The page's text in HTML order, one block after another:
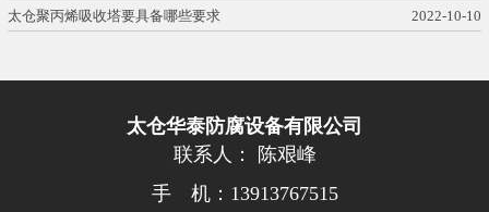
太仓聚丙烯吸收塔要具备哪些要求 2022-10-10
太仓华泰防腐设备有限公司
联系人： 陈艰峰
手 机：13913767515